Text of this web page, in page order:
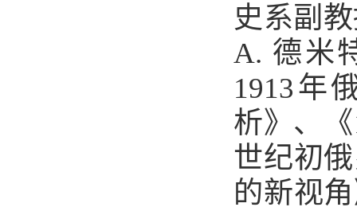
史系副
А. 德米
1913年
析》、
《
世纪初
的新视